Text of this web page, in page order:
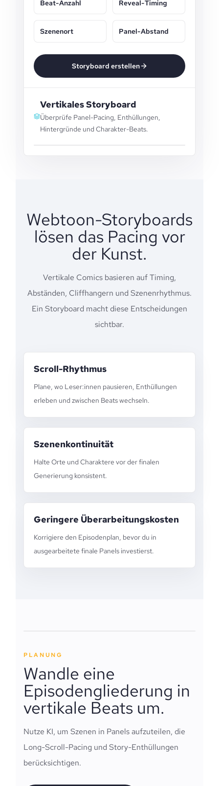
Beat-Anzahl Reveal-Timing
Szenenort Panel-Abstand
Storyboard erstellen
Vertikales Storyboard
Überprüfe Panel-Pacing, Enthüllungen,
Hintergründe und Charakter-Beats.
Webtoon-Storyboards
lösen das Pacing vor
der Kunst.
Vertikale Comics basieren auf Timing,
Abständen, Cliffhangern und Szenenrhythmus.
Ein Storyboard macht diese Entscheidungen
sichtbar.
Scroll-Rhythmus
Plane, wo Leser:innen pausieren, Enthüllungen
erleben und zwischen Beats wechseln.
Szenenkontinuität
Halte Orte und Charaktere vor der finalen
Generierung konsistent.
Geringere Überarbeitungskosten
Korrigiere den Episodenplan, bevor du in
ausgearbeitete finale Panels investierst.
PLANUNG
Wandle eine
Episodengliederung in
vertikale Beats um.
Nutze KI, um Szenen in Panels aufzuteilen, die
Long-Scroll-Pacing und Story-Enthüllungen
berücksichtigen.